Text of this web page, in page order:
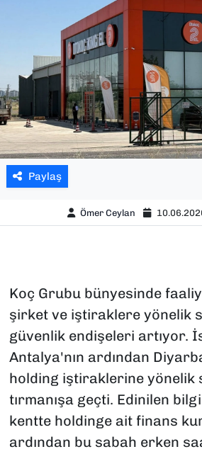
Paylaş
Ömer Ceylan
Koç Grubu bünyesinde
şirket ve iştiraklere yönelik
güvenlik endişeleri artıyor.
Antalya'nın ardından
holding iştiraklerine yönelik
tırmanışa geçti. Edinilen
kentte holdinge ait finans
ardından bu sabah erken
YEREL YÖNETİMLER